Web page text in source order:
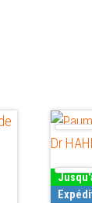
Ce
produit
a